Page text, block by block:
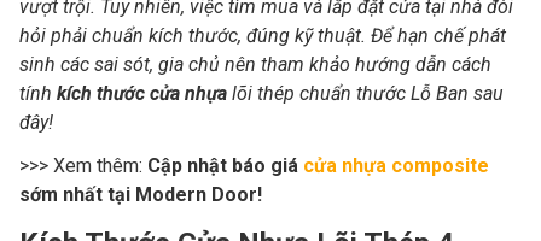
vượt trội. Tuy nhiên, việc tìm mua và lắp đặt cửa tại nhà đòi
hỏi phải chuẩn kích thước, đúng kỹ thuật. Để hạn chế phát
sinh các sai sót, gia chủ nên tham khảo hướng dẫn cách
tính kích thước cửa nhựa lõi thép chuẩn thước Lỗ Ban sau
đây!
>>> Xem thêm: Cập nhật báo giá cửa nhựa composite
sớm nhất tại Modern Door!